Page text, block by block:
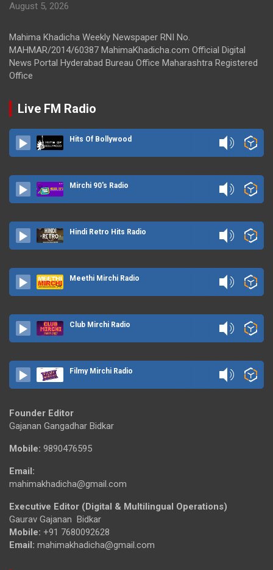
August 5, 2026
Mahima Khadicha Weekly Newspaper RNI No.
MAHMAR/2014/60387 MahimaKhadicha.com Official Digital
News Portal Hyderabad Bureau Office Maharashtra Registered
Office
Live FM Radio
Hits Of Bollywood
Mirchi 90's Radio
Hindi Retro Hits Radio
Meethi Mirchi Radio
Club Mirchi Radio
Filmy Mirchi Radio
Founder Editor
Gajanan Gangadhar Bidkar
Mobile: 9890476595
Email:
mahimakhadicha@gmail.com
Executive Editor (Digital & Multilingual Operations)
Gaurav Gajanan Bidkar
Mobile: +91 7680092628
Email: mahimakhadicha@gmail.com